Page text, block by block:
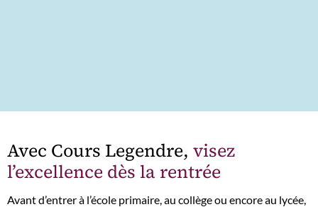
Avec Cours Legendre, visez
l’excellence dès la rentrée
Avant d’entrer à l’école primaire, au collège ou encore au lycée,